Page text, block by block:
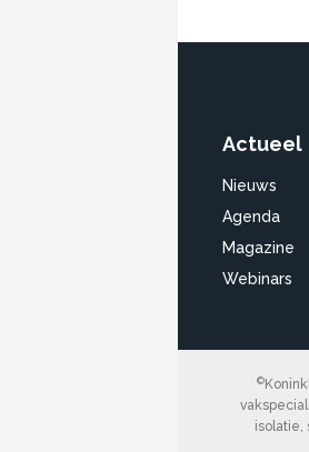
Actueel
Nieuws
Agenda
Magazine
Webinars
©
isolatie,